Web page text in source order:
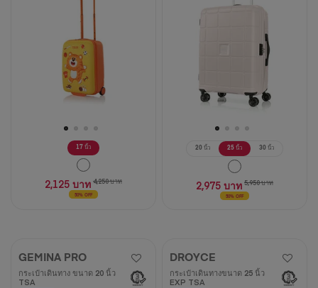
17 นิ้ว
2,125 บาท 4,250 บาท
50% OFF
20 นิ้ว 25 นิ้ว 30 นิ้ว
2,975 บาท 5,950 บาท
50% OFF
GEMINA PRO
กระเป๋าเดินทาง ขนาด 20 นิ้ว
TSA
DROYCE
กระเป๋าเดินทางขนาด 25 นิ้ว
EXP TSA